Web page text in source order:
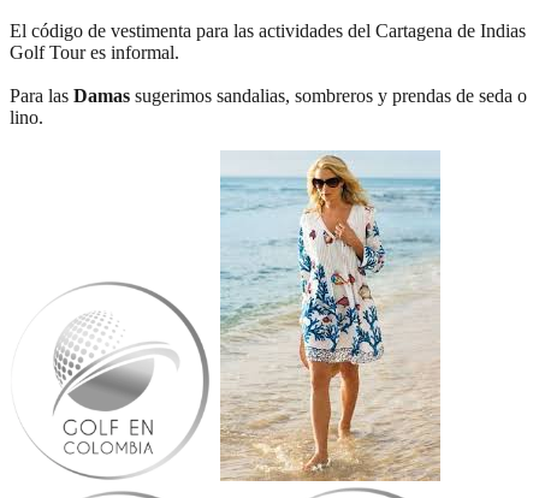
El código de vestimenta para las actividades del Cartagena de Indias
Golf Tour es informal.
Para las Damas sugerimos sandalias, sombreros y prendas de seda o
lino.